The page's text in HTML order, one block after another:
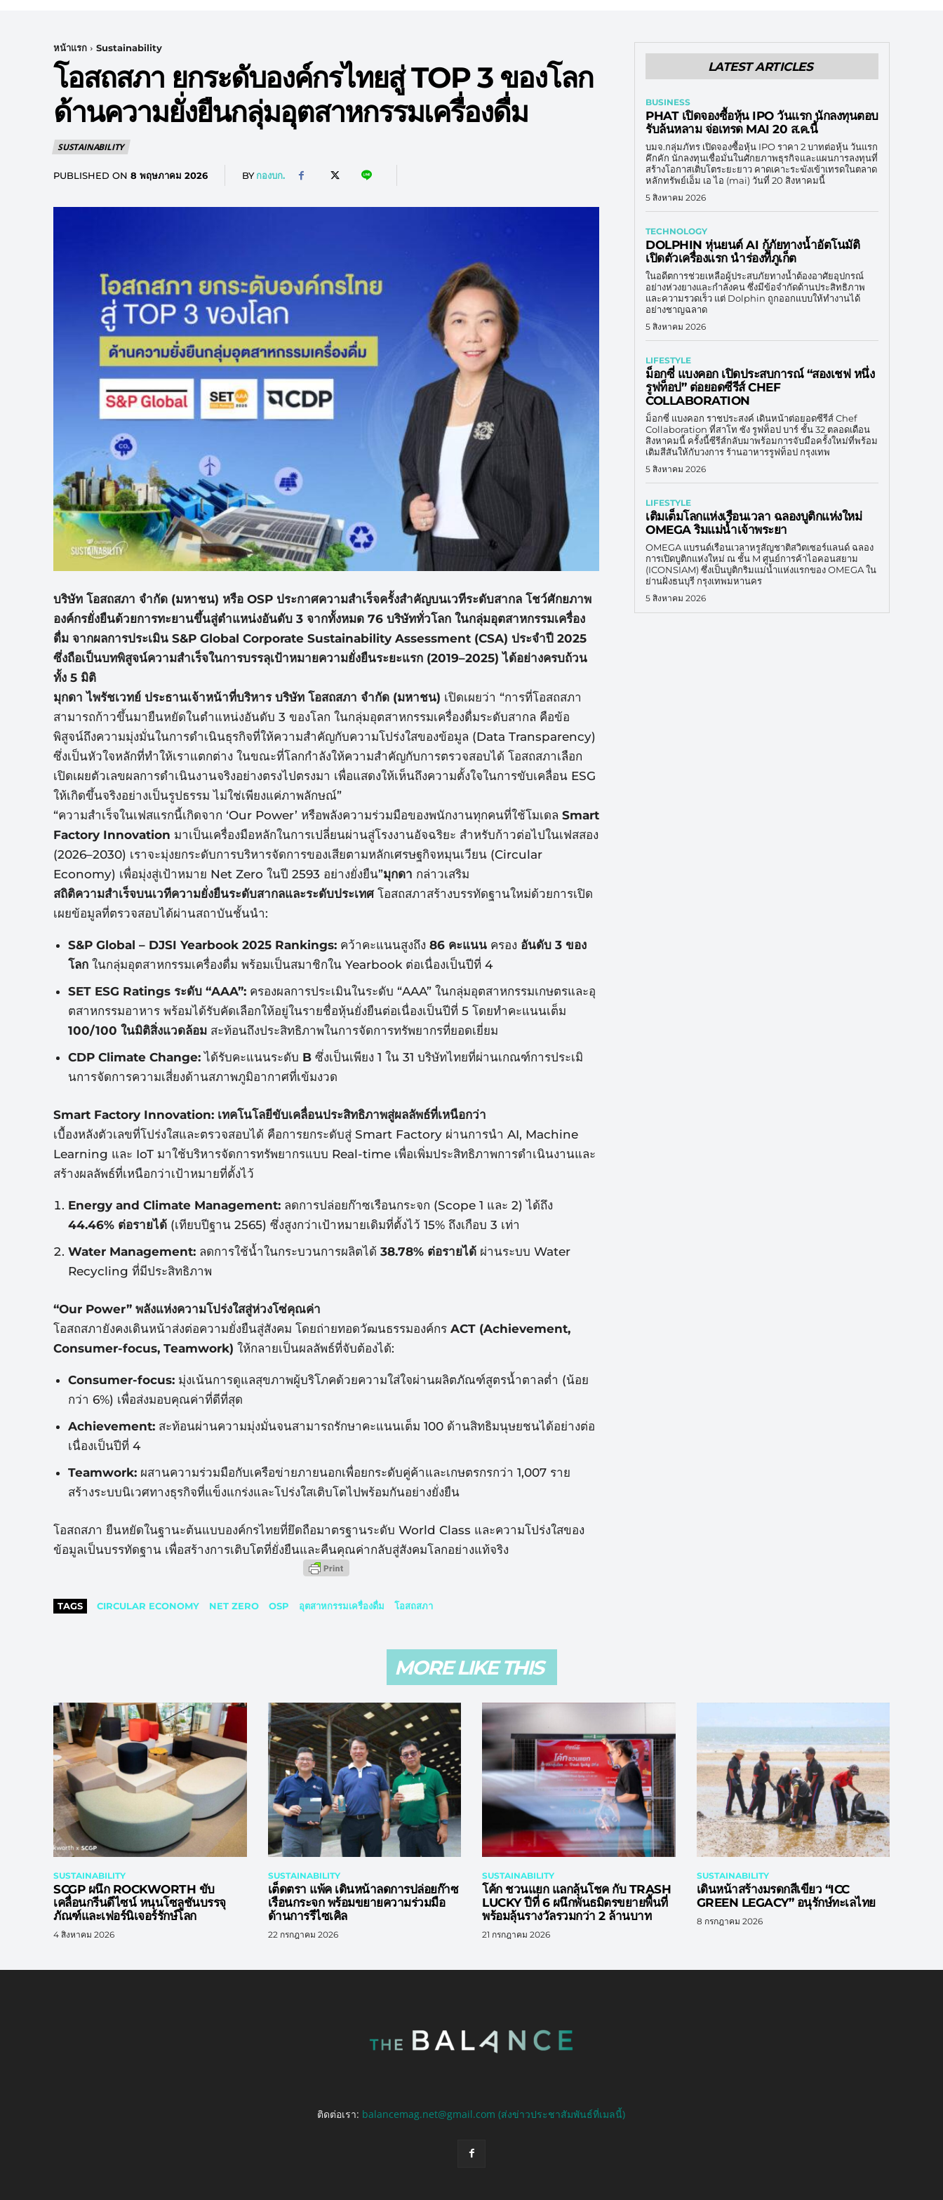
หน้าแรก Sustainability
โอสถสภา ยกระดับองค์กรไทยสู่ TOP 3 ของโลก
ด้านความยั่งยืนกลุ่มอุตสาหกรรมเครื่องดื่ม
SUSTAINABILITY
PUBLISHED ON 8 พฤษภาคม 2026 BY กองบก.
บริษัท โอสถสภา จำกัด (มหาชน) หรือ OSP ประกาศความสำเร็จครั้งสำคัญบนเวทีระดับสากล โชว์ศักยภาพ
องค์กรยั่งยืนด้วยการทะยานขึ้นสู่ตำแหน่งอันดับ 3 จากทั้งหมด 76 บริษัททั่วโลก ในกลุ่มอุตสาหกรรมเครื่อง
ดื่ม จากผลการประเมิน S&P Global Corporate Sustainability Assessment (CSA) ประจำปี 2025
ซึ่งถือเป็นบทพิสูจน์ความสำเร็จในการบรรลุเป้าหมายความยั่งยืนระยะแรก (2019–2025) ได้อย่างครบถ้วน
ทั้ง 5 มิติ
มุกดา ไพรัชเวทย์ ประธานเจ้าหน้าที่บริหาร บริษัท โอสถสภา จำกัด (มหาชน) เปิดเผยว่า “การที่โอสถสภา
สามารถก้าวขึ้นมายืนหยัดในตำแหน่งอันดับ 3 ของโลก ในกลุ่มอุตสาหกรรมเครื่องดื่มระดับสากล คือข้อ
พิสูจน์ถึงความมุ่งมั่นในการดำเนินธุรกิจที่ให้ความสำคัญกับความโปร่งใสของข้อมูล (Data Transparency)
ซึ่งเป็นหัวใจหลักที่ทำให้เราแตกต่าง ในขณะที่โลกกำลังให้ความสำคัญกับการตรวจสอบได้ โอสถสภาเลือก
เปิดเผยตัวเลขผลการดำเนินงานจริงอย่างตรงไปตรงมา เพื่อแสดงให้เห็นถึงความตั้งใจในการขับเคลื่อน ESG
ให้เกิดขึ้นจริงอย่างเป็นรูปธรรม ไม่ใช่เพียงแค่ภาพลักษณ์”
“ความสำเร็จในเฟสแรกนี้เกิดจาก ‘Our Power’ หรือพลังความร่วมมือของพนักงานทุกคนที่ใช้โมเดล Smart
Factory Innovation มาเป็นเครื่องมือหลักในการเปลี่ยนผ่านสู่โรงงานอัจฉริยะ สำหรับก้าวต่อไปในเฟสสอง
(2026–2030) เราจะมุ่งยกระดับการบริหารจัดการของเสียตามหลักเศรษฐกิจหมุนเวียน (Circular
Economy) เพื่อมุ่งสู่เป้าหมาย Net Zero ในปี 2593 อย่างยั่งยืน”มุกดา กล่าวเสริม
สถิติความสำเร็จบนเวทีความยั่งยืนระดับสากลและระดับประเทศ โอสถสภาสร้างบรรทัดฐานใหม่ด้วยการเปิด
เผยข้อมูลที่ตรวจสอบได้ผ่านสถาบันชั้นนำ:
S&P Global – DJSI Yearbook 2025 Rankings: คว้าคะแนนสูงถึง 86 คะแนน ครอง อันดับ 3 ของ
โลก ในกลุ่มอุตสาหกรรมเครื่องดื่ม พร้อมเป็นสมาชิกใน Yearbook ต่อเนื่องเป็นปีที่ 4
SET ESG Ratings ระดับ “AAA”: ครองผลการประเมินในระดับ “AAA” ในกลุ่มอุตสาหกรรมเกษตรและอุ
ตสาหกรรมอาหาร พร้อมได้รับคัดเลือกให้อยู่ในรายชื่อหุ้นยั่งยืนต่อเนื่องเป็นปีที่ 5 โดยทำคะแนนเต็ม
100/100 ในมิติสิ่งแวดล้อม สะท้อนถึงประสิทธิภาพในการจัดการทรัพยากรที่ยอดเยี่ยม
CDP Climate Change: ได้รับคะแนนระดับ B ซึ่งเป็นเพียง 1 ใน 31 บริษัทไทยที่ผ่านเกณฑ์การประเมิ
นการจัดการความเสี่ยงด้านสภาพภูมิอากาศที่เข้มงวด
Smart Factory Innovation: เทคโนโลยีขับเคลื่อนประสิทธิภาพสู่ผลลัพธ์ที่เหนือกว่า
เบื้องหลังตัวเลขที่โปร่งใสและตรวจสอบได้ คือการยกระดับสู่ Smart Factory ผ่านการนำ AI, Machine
Learning และ IoT มาใช้บริหารจัดการทรัพยากรแบบ Real-time เพื่อเพิ่มประสิทธิภาพการดำเนินงานและ
สร้างผลลัพธ์ที่เหนือกว่าเป้าหมายที่ตั้งไว้
Energy and Climate Management: ลดการปล่อยก๊าซเรือนกระจก (Scope 1 และ 2) ได้ถึง
44.46% ต่อรายได้ (เทียบปีฐาน 2565) ซึ่งสูงกว่าเป้าหมายเดิมที่ตั้งไว้ 15% ถึงเกือบ 3 เท่า
Water Management: ลดการใช้น้ำในกระบวนการผลิตได้ 38.78% ต่อรายได้ ผ่านระบบ Water
Recycling ที่มีประสิทธิภาพ
“Our Power” พลังแห่งความโปร่งใสสู่ห่วงโซ่คุณค่า
โอสถสภายังคงเดินหน้าส่งต่อความยั่งยืนสู่สังคม โดยถ่ายทอดวัฒนธรรมองค์กร ACT (Achievement,
Consumer-focus, Teamwork) ให้กลายเป็นผลลัพธ์ที่จับต้องได้:
Consumer-focus: มุ่งเน้นการดูแลสุขภาพผู้บริโภคด้วยความใส่ใจผ่านผลิตภัณฑ์สูตรน้ำตาลต่ำ (น้อย
กว่า 6%) เพื่อส่งมอบคุณค่าที่ดีที่สุด
Achievement: สะท้อนผ่านความมุ่งมั่นจนสามารถรักษาคะแนนเต็ม 100 ด้านสิทธิมนุษยชนได้อย่างต่อ
เนื่องเป็นปีที่ 4
Teamwork: ผสานความร่วมมือกับเครือข่ายภายนอกเพื่อยกระดับคู่ค้าและเกษตรกรกว่า 1,007 ราย
สร้างระบบนิเวศทางธุรกิจที่แข็งแกร่งและโปร่งใสเติบโตไปพร้อมกันอย่างยั่งยืน
โอสถสภา ยืนหยัดในฐานะต้นแบบองค์กรไทยที่ยึดถือมาตรฐานระดับ World Class และความโปร่งใสของ
ข้อมูลเป็นบรรทัดฐาน เพื่อสร้างการเติบโตที่ยั่งยืนและคืนคุณค่ากลับสู่สังคมโลกอย่างแท้จริง
TAGS CIRCULAR ECONOMY NET ZERO OSP อุตสาหกรรมเครื่องดื่ม โอสถสภา
LATEST ARTICLES
BUSINESS
PHAT เปิดจองซื้อหุ้น IPO วันแรก นักลงทุนตอบ
รับล้นหลาม จ่อเทรด MAI 20 ส.ค.นี้
บมจ.กลุ่มภัทร เปิดจองซื้อหุ้น IPO ราคา 2 บาทต่อหุ้น วันแรก
คึกคัก นักลงทุนเชื่อมั่นในศักยภาพธุรกิจและแผนการลงทุนที่
สร้างโอกาสเติบโตระยะยาว คาดเคาะระฆังเข้าเทรดในตลาด
หลักทรัพย์เอ็ม เอ ไอ (mai) วันที่ 20 สิงหาคมนี้
5 สิงหาคม 2026
TECHNOLOGY
DOLPHIN หุ่นยนต์ AI กู้ภัยทางน้ำอัตโนมัติ
เปิดตัวเครื่องแรก นำร่องที่ภูเก็ต
ในอดีตการช่วยเหลือผู้ประสบภัยทางน้ำต้องอาศัยอุปกรณ์
อย่างห่วงยางและกำลังคน ซึ่งมีข้อจำกัดด้านประสิทธิภาพ
และความรวดเร็ว แต่ Dolphin ถูกออกแบบให้ทำงานได้
อย่างชาญฉลาด
5 สิงหาคม 2026
LIFESTYLE
ม็อกซี่ แบงคอก เปิดประสบการณ์ “สองเชฟ หนึ่ง
รูฟท็อป” ต่อยอดซีรีส์ CHEF
COLLABORATION
ม็อกซี่ แบงคอก ราชประสงค์ เดินหน้าต่อยอดซีรีส์ Chef
Collaboration ที่สาโท ซัง รูฟท็อป บาร์ ชั้น 32 ตลอดเดือน
สิงหาคมนี้ ครั้งนี้ซีรีส์กลับมาพร้อมการจับมือครั้งใหม่ที่พร้อม
เติมสีสันให้กับวงการ ร้านอาหารรูฟท็อป กรุงเทพ
5 สิงหาคม 2026
LIFESTYLE
เติมเต็มโลกแห่งเรือนเวลา ฉลองบูติกแห่งใหม่
OMEGA ริมแม่น้ำเจ้าพระยา
OMEGA แบรนด์เรือนเวลาหรูสัญชาติสวิตเซอร์แลนด์ ฉลอง
การเปิดบูติกแห่งใหม่ ณ ชั้น M ศูนย์การค้าไอคอนสยาม
(ICONSIAM) ซึ่งเป็นบูติกริมแม่น้ำแห่งแรกของ OMEGA ใน
ย่านฝั่งธนบุรี กรุงเทพมหานคร
5 สิงหาคม 2026
MORE LIKE THIS
SUSTAINABILITY
SCGP ผนึก ROCKWORTH ขับ
เคลื่อนกรีนดีไซน์ หนุนโซลูชันบรรจุ
ภัณฑ์และเฟอร์นิเจอร์รักษ์โลก
4 สิงหาคม 2026
SUSTAINABILITY
เต็ดตรา แพ้ค เดินหน้าลดการปล่อยก๊าซ
เรือนกระจก พร้อมขยายความร่วมมือ
ด้านการรีไซเคิล
22 กรกฎาคม 2026
SUSTAINABILITY
โค้ก ชวนแยก แลกลุ้นโชค กับ TRASH
LUCKY ปีที่ 6 ผนึกพันธมิตรขยายพื้นที่
พร้อมลุ้นรางวัลรวมกว่า 2 ล้านบาท
21 กรกฎาคม 2026
SUSTAINABILITY
เดินหน้าสร้างมรดกสีเขียว “ICC
GREEN LEGACY” อนุรักษ์ทะเลไทย
8 กรกฎาคม 2026
ติดต่อเรา: balancemag.net@gmail.com (ส่งข่าวประชาสัมพันธ์ที่เมลนี้)